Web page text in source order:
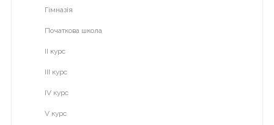
натиснітьГімназія
Початкова школа
ІІ курс
ІІІ курс
ІV курс
V курс